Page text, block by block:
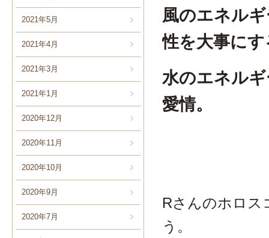
2021年5月
2021年4月
2021年3月
2021年1月
2020年12月
2020年11月
2020年10月
2020年9月
2020年7月
風のエネル
性を大事にす
水のエネル
愛情。
Rさんのホロス
う。